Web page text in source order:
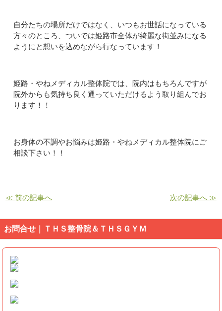
自分たちの場所だけではなく、いつもお世話になっている
方々のところ、ついでは姫路市全体が綺麗な街並みになる
ようにと想いを込めながら行なっています！
姫路・やねメディカル整体院では、院内はもちろんですが
院外からも気持ち良く通っていただけるよう取り組んでお
ります！！
お身体の不調やお悩みは姫路・やねメディカル整体院にご
相談下さい！！
≪ 前の記事へ 次の記事へ ≫
お問合せ｜ＴＨＳ整骨院＆ＴＨＳＧＹＭ